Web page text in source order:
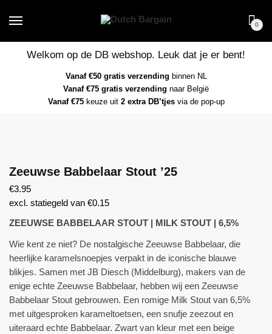
0
Welkom op de DB webshop. Leuk dat je er bent!
Vanaf €50 gratis verzending binnen NL
Vanaf €75 gratis verzending naar België
Vanaf €75keuze uit 2 extra DB’tjesvia de pop-up
Zeeuwse Babbelaar Stout ’25
€3.95
excl. statiegeld van €0.15
ZEEUWSE BABBELAAR STOUT | MILK STOUT | 6,5%
Wie kent ze niet? De nostalgische Zeeuwse Babbelaar, die
heerlijke karamelsnoepjes verpakt in de iconische blauwe
blikjes. Samen met JB Diesch (Middelburg), makers van de
enige echte Zeeuwse Babbelaar, hebben wij een Zeeuwse
Babbelaar Stout gebrouwen. Een romige Milk Stout van 6,5%
met uitgesproken karameltoetsen, een snufje zeezout en
uiteraard echte Babbelaar. Zwart van kleur met een beige